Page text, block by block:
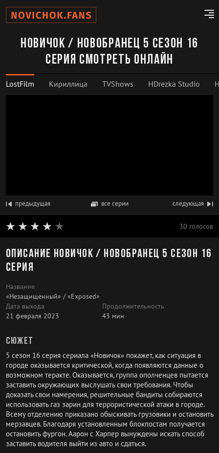
Новичок / Новобранец 5 сезон 16
серия смотреть онлайн
LostFilm Кириллица TVShows HDrezka Studio
предыдущая все серии следующая
30 голосов
Описание Новичок / Новобранец 5 сезон 16
серия
Название
«Незащищенный» / «Exposed»
Дата выхода
21 февраля 2023
Продолжительность
43 мин
Сюжет
5 сезон 16 серия сериала «Новичок» покажет, как ситуация в
городе оказывается критической, когда появляются данные о
возможном теракте. Оказывается, группа ополченцев пытается
заставить окружающих выслушать свои требования. Чтобы
доказать свои намерения, решительные бандиты собираются
использовать газ зарин для террористической атаки в городе.
Всему отделению приказано обыскивать грузовики и остановить
мерзавцев. Благодаря установленным блокпостам получается
остановить фургон. Аарон с Харпер вынуждены искать способ
заставить водителя выйти из авто и сдаться.